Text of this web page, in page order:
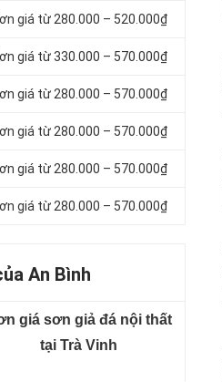
giá từ 280.000 – 520.000₫
giá từ 330.000 – 570.000₫
giá từ 280.000 – 570.000₫
giá từ 280.000 – 570.000₫
giá từ 280.000 – 570.000₫
giá từ 280.000 – 570.000₫
An Bình
giá sơn giả đá nội thất
tại Trà Vinh